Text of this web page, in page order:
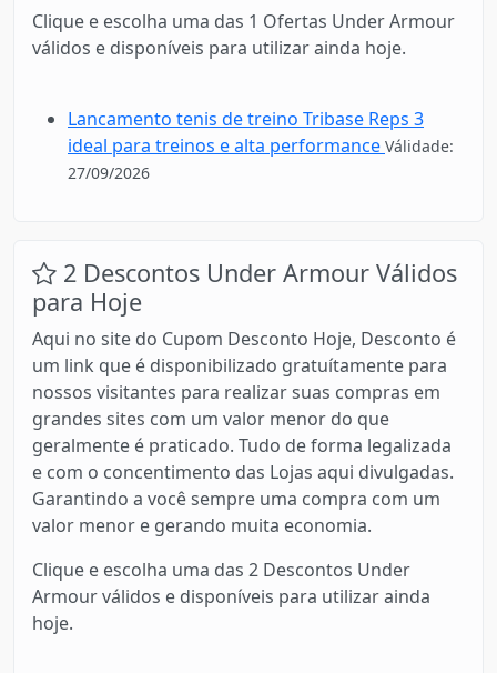
Clique e escolha uma das 1 Ofertas Under Armour
válidos e disponíveis para utilizar ainda hoje.
Lancamento tenis de treino Tribase Reps 3
ideal para treinos e alta performance Válidade:
27/09/2026
2 Descontos Under Armour Válidos
para Hoje
Aqui no site do Cupom Desconto Hoje, Desconto é
um link que é disponibilizado gratuítamente para
nossos visitantes para realizar suas compras em
grandes sites com um valor menor do que
geralmente é praticado. Tudo de forma legalizada
e com o concentimento das Lojas aqui divulgadas.
Garantindo a você sempre uma compra com um
valor menor e gerando muita economia.
Clique e escolha uma das 2 Descontos Under
Armour válidos e disponíveis para utilizar ainda
hoje.